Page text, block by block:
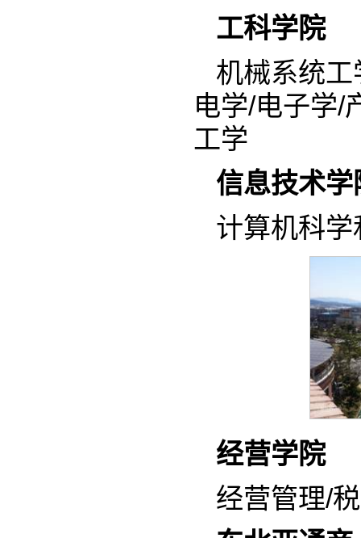
工科学院
机械系统
电学/电子学/
工学
信息技术学
计算机科
经营学院
经营管理/